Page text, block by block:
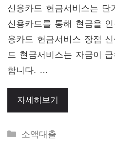
신용카드 현금서비스는 단
신용카드를 통해 현금을
용카드 현금서비스 장점
드 현금서비스는 자금이
합니다. …
자세히보기
Categories
소액대출